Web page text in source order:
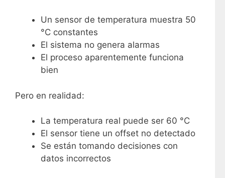
Un sensor de temperatura muestra 50
°C constantes
El sistema no genera alarmas
El proceso aparentemente funciona
bien
Pero en realidad:
La temperatura real puede ser 60 °C
El sensor tiene un offset no detectado
Se están tomando decisiones con
datos incorrectos